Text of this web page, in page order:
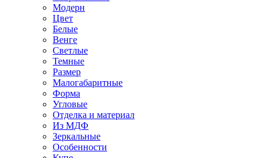
Модерн
Цвет
Белые
Венге
Светлые
Темные
Размер
Малогабаритные
Форма
Угловые
Отделка и материал
Из МДФ
Зеркальные
Особенности